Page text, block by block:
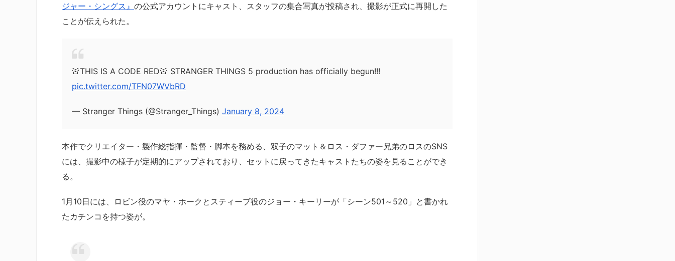
ジャー・シングス』 の公式アカウントにキャスト、スタッフの集合写真が投稿され、撮影が正式に再開した
ことが伝えられた。
🚨THIS IS A CODE RED🚨 STRANGER THINGS 5 production has officially begun!!!
pic.twitter.com/TFN07WVbRD
— Stranger Things (@Stranger_Things) January 8, 2024
本作でクリエイター・製作総指揮・監督・脚本を務める、双子のマット＆ロス・ダファー兄弟のロスのSNS
には、撮影中の様子が定期的にアップされており、セットに戻ってきたキャストたちの姿を見ることができ
る。
1月10日には、ロビン役のマヤ・ホークとスティーブ役のジョー・キーリーが「シーン501～520」と書かれ
たカチンコを持つ姿が。